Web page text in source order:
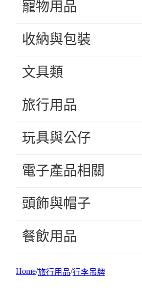
寵物用品
收納與包裝
文具類
旅行用品
玩具與公仔
電子產品相關
頭飾與帽子
餐飲用品
Home 旅行用品 行李吊牌